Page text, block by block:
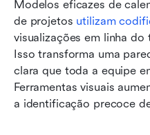
Modelos eficazes de
de projetos utilizam
visualizações em linha
Isso transforma uma
clara que toda a equipe
Ferramentas visuais
a identificação precoce